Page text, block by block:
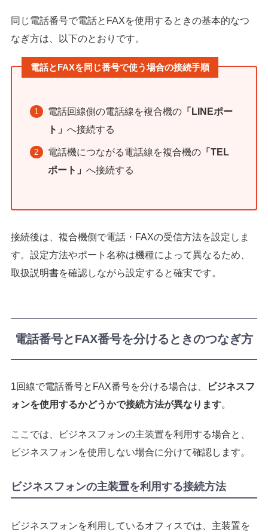
同じ電話番号で電話とFAXを使用するときの基本的なつ
なぎ方は、以下のとおりです。
電話とFAXを同じ番号で使う場合の接続手順
電話回線側の電話線を複合機の「LINEポー
ト」 へ接続する
電話機につながる電話線を複合機の「TEL
ポート」 へ接続する
接続後は、複合機側で電話・FAXの受信方法を設定しま
す。設定方法やポート名称は機種によって異なるため、
取扱説明書を確認しながら設定すると確実です。
電話番号とFAX番号を分けるときのつなぎ方
1回線で電話番号とFAX番号を分ける場合は、
ビジネスフ
ォンを使用するかどうかで接続方法が異なります。
ここでは、ビジネスフォンの主装置を利用する場合と、
ビジネスフォンを使用しない場合に分けて確認します。
ビジネスフォンの主装置を利用する接続方法
ビジネスフォンを利用しているオフィスでは、主装置を